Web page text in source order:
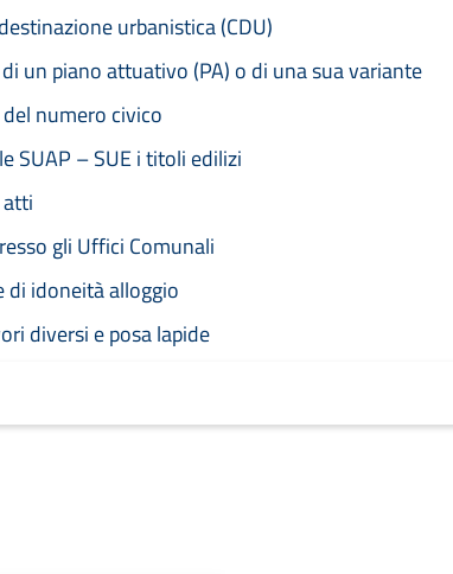
urbanistica (CDU)
un piano attuativo (PA) o di una sua variante
numero civico
SUAP – SUE i titoli edilizi
gli Uffici Comunali
di idoneità alloggio
diversi e posa lapide